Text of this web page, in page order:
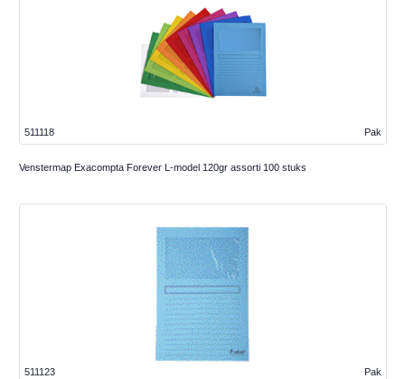
Pak
511118
Venstermap Exacompta Forever L-model 120gr assorti 100 stuks
Pak
511123